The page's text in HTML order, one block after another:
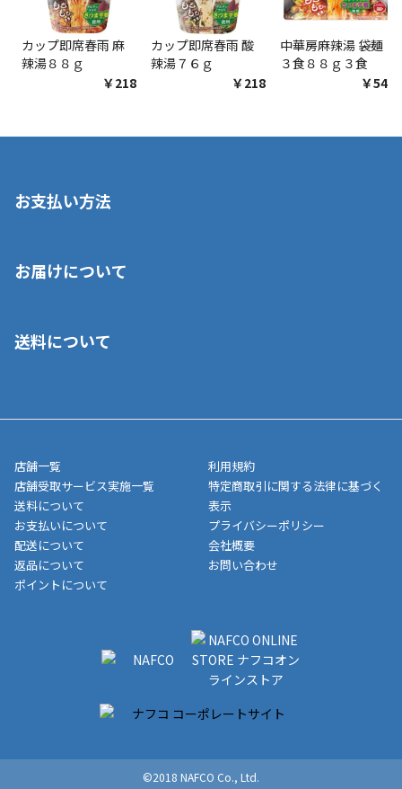
カップ即席春雨 麻
辣湯８８ｇ
￥218
カップ即席春雨 酸
辣湯７６ｇ
￥218
中華房麻辣湯 袋麺
３食８８ｇ３食
￥548
お支払い方法
いいただくことはできません。ご了承ください。
■代金引換(代引)※手数料がかかります
■商品によっては一部決済方法が使用できない場合がございま
す。
お届けについて
ご注文が確認出来次第、1～4営業日に発送いたします。「お取り
業日にてお引渡しとなります。(離島などの場合、例外もあります)
メーカー直送品など一部商品については、その他商品との購入に
制限がかかる場合がございます。また発送日についても、通常と
異なる場合がございます。対象商品の説明ページをご確認くださ
い。
■店舗受取をご選択いただいた場合
ご注文が確認出来次第、お受取される店舗在庫を使用してご準備
をさせていただきます。店舗に在庫がない場合は店舗よりお取り
いただく場合がございます。店舗準備でのお渡しとなる為、商品
のみの受け渡しとなります。（箱や納品書は付属しておりませ
ん）店舗で準備が出来次第、メールにてご連絡させていただきま
送料について
店舗一覧
店舗受取サービス実施一覧
送料について
お支払いについて
配送について
返品について
ポイントについて
利用規約
特定商取引に関する法律に基づく
表示
プライバシーポリシー
会社概要
お問い合わせ
©2018 NAFCO Co., Ltd.